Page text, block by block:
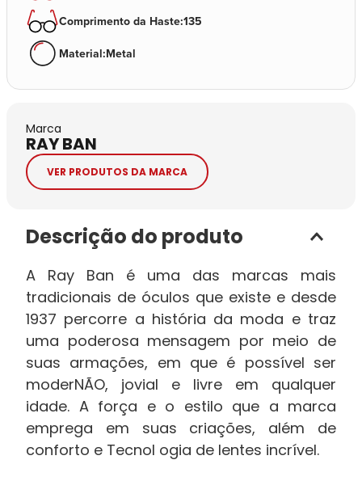
Comprimento da Haste:135
Material:Metal
Marca
RAY BAN
VER PRODUTOS DA MARCA
Descrição do produto
A Ray Ban é uma das marcas mais
tradicionais de óculos que existe e desde
1937 percorre a história da moda e traz
uma poderosa mensagem por meio de
suas armações, em que é possível ser
moderNÃO, jovial e livre em qualquer
idade. A força e o estilo que a marca
emprega em suas criações, além de
conforto e Tecnol ogia de lentes incrível.